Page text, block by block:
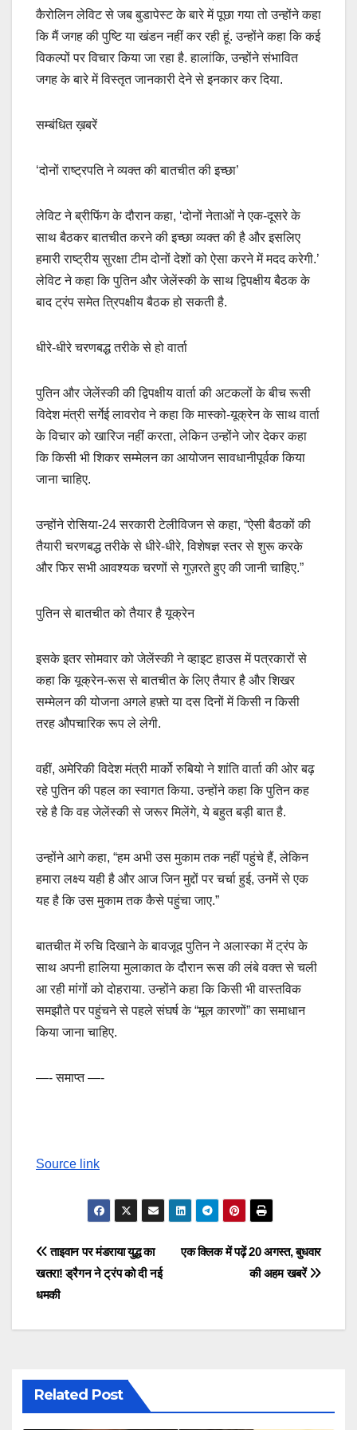
कैरोलिन लेविट से जब बुडापेस्ट के बारे में पूछा गया तो उन्होंने कहा
कि मैं जगह की पुष्टि या खंडन नहीं कर रही हूं. उन्होंने कहा कि कई
विकल्पों पर विचार किया जा रहा है. हालांकि, उन्होंने संभावित
जगह के बारे में विस्तृत जानकारी देने से इनकार कर दिया.
सम्बंधित ख़बरें
‘दोनों राष्ट्रपति ने व्यक्त की बातचीत की इच्छा’
लेविट ने ब्रीफिंग के दौरान कहा, ‘दोनों नेताओं ने एक-दूसरे के
साथ बैठकर बातचीत करने की इच्छा व्यक्त की है और इसलिए
हमारी राष्ट्रीय सुरक्षा टीम दोनों देशों को ऐसा करने में मदद करेगी.’
लेविट ने कहा कि पुतिन और जेलेंस्की के साथ द्विपक्षीय बैठक के
बाद ट्रंप समेत त्रिपक्षीय बैठक हो सकती है.
धीरे-धीरे चरणबद्ध तरीके से हो वार्ता
पुतिन और जेलेंस्की की द्विपक्षीय वार्ता की अटकलों के बीच रूसी
विदेश मंत्री सर्गेई लावरोव ने कहा कि मास्को-यूक्रेन के साथ वार्ता
के विचार को खारिज नहीं करता, लेकिन उन्होंने जोर देकर कहा
कि किसी भी शिकर सम्मेलन का आयोजन सावधानीपूर्वक किया
जाना चाहिए.
उन्होंने रोसिया-24 सरकारी टेलीविजन से कहा, “ऐसी बैठकों की
तैयारी चरणबद्ध तरीके से धीरे-धीरे, विशेषज्ञ स्तर से शुरू करके
और फिर सभी आवश्यक चरणों से गुज़रते हुए की जानी चाहिए.”
पुतिन से बातचीत को तैयार है यूक्रेन
इसके इतर सोमवार को जेलेंस्की ने व्हाइट हाउस में पत्रकारों से
कहा कि यूक्रेन-रूस से बातचीत के लिए तैयार है और शिखर
सम्मेलन की योजना अगले हफ़्ते या दस दिनों में किसी न किसी
तरह औपचारिक रूप ले लेगी.
वहीं, अमेरिकी विदेश मंत्री मार्को रुबियो ने शांति वार्ता की ओर बढ़
रहे पुतिन की पहल का स्वागत किया. उन्होंने कहा कि पुतिन कह
रहे है कि वह जेलेंस्की से जरूर मिलेंगे, ये बहुत बड़ी बात है.
उन्होंने आगे कहा, “हम अभी उस मुकाम तक नहीं पहुंचे हैं, लेकिन
हमारा लक्ष्य यही है और आज जिन मुद्दों पर चर्चा हुई, उनमें से एक
यह है कि उस मुकाम तक कैसे पहुंचा जाए.”
बातचीत में रुचि दिखाने के बावजूद पुतिन ने अलास्का में ट्रंप के
साथ अपनी हालिया मुलाकात के दौरान रूस की लंबे वक्त से चली
आ रही मांगों को दोहराया. उन्होंने कहा कि किसी भी वास्तविक
समझौते पर पहुंचने से पहले संघर्ष के “मूल कारणों” का समाधान
किया जाना चाहिए.
—- समाप्त —-
Source link
Post
navigation
एक क्लिक में पढ़ें 20 अगस्त, बुधवार
की अहम खबरें
ताइवान पर मंडराया युद्ध का
खतरा! ड्रैगन ने ट्रंप को दी नई
धमकी
Related Post